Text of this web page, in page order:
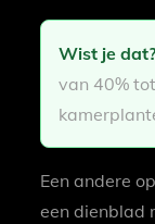
Wist je
van 40%
Een andere
een dienblad